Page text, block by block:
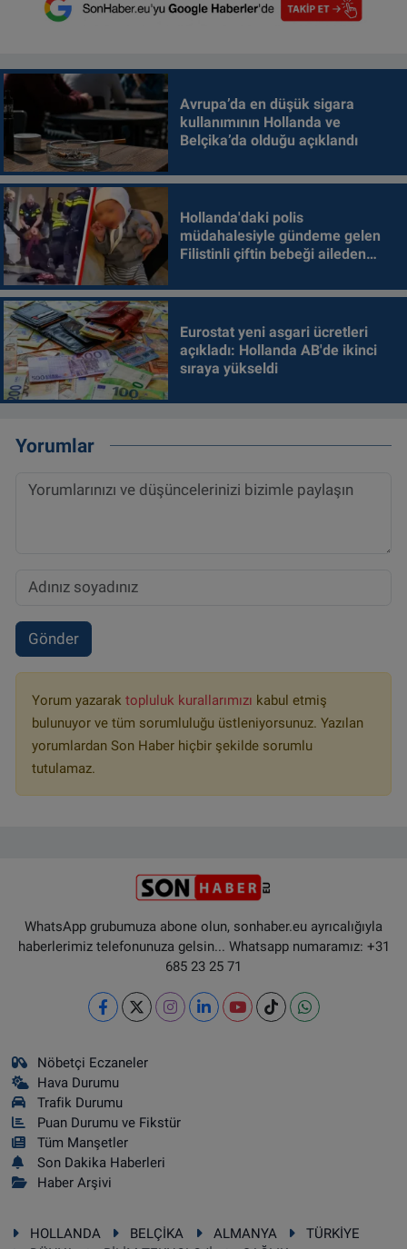
Avrupa’da en düşük sigara
kullanımının Hollanda ve
Belçika’da olduğu açıklandı
Hollanda'daki polis
müdahalesiyle gündeme gelen
Filistinli çiftin bebeği aileden
Eurostat yeni asgari ücretleri
açıkladı: Hollanda AB'de ikinci
sıraya yükseldi
Yorumlar
Gönder
Yorum yazarak topluluk kurallarımızı kabul etmiş
bulunuyor ve tüm sorumluluğu üstleniyorsunuz. Yazılan
yorumlardan Son Haber hiçbir şekilde sorumlu
tutulamaz.
WhatsApp grubumuza abone olun, sonhaber.eu ayrıcalığıyla
haberlerimiz telefonunuza gelsin... Whatsapp numaramız: +31
685 23 25 71
Nöbetçi Eczaneler
Hava Durumu
Trafik Durumu
Puan Durumu ve Fikstür
Tüm Manşetler
Son Dakika Haberleri
Haber Arşivi
HOLLANDA BELÇİKA ALMANYA
TÜRKİYE